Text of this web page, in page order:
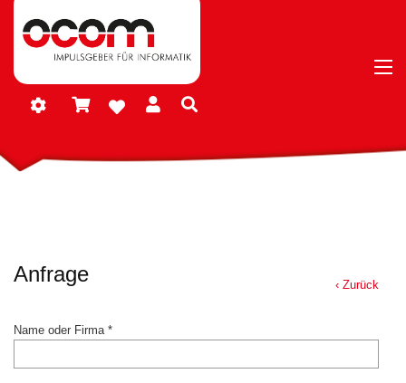
‹ Zurück
Anfrage
Name oder Firma *